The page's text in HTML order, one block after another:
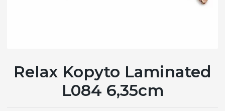
Relax Kopyto Laminated
L084 6,35cm